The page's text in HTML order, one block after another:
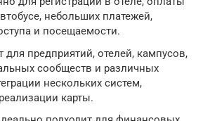
небольших платежей,
и посещаемости.
для предприятий, отелей, кампусов,
сообществ и различных
нескольких систем,
карты.